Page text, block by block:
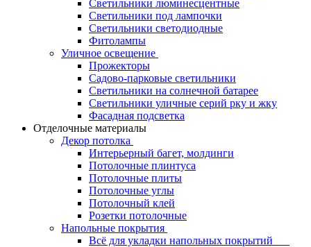
Светильники люминесцентные
Светильники под лампочки
Светильники светодиодные
Фитолампы
Уличное освещение
Прожекторы
Садово-парковые светильники
Светильники на солнечной батарее
Светильники уличные серий рку и жку
Фасадная подсветка
Отделочные материалы
Декор потолка
Интерьерный багет, молдинги
Потолочные плинтуса
Потолочные плиты
Потолочные углы
Потолочный клей
Розетки потолочные
Напольные покрытия
Всё для укладки напольных покрытий